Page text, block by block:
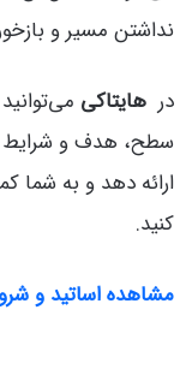
نداشتن مسیر و
در هایتاکی
سطح، هدف و شرایط
ارائه دهد و به شما
کنید.
مشاهده اساتید و